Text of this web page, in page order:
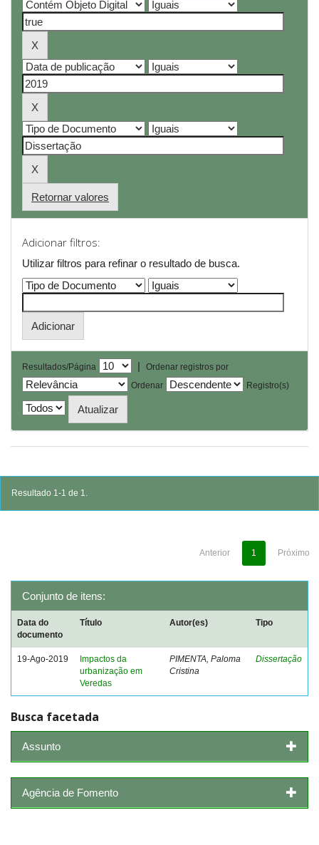
Retornar valores
Adicionar filtros:
Utilizar filtros para refinar o resultado de busca.
Resultados/Página |
Ordenar registros por
Ordenar
Registro(s)
Resultado 1-1 de 1.
Anterior 1 Próximo
Conjunto de itens:
Data do
documento
Título Autor(es) Tipo
19-Ago-2019
Impactos da
urbanização em
Veredas
PIMENTA, Paloma
Cristina
Dissertação
Busca facetada
Assunto
Agência de Fomento